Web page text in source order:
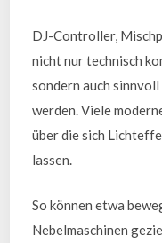
DJ-Controller,
nicht nur technisch
sondern auch
werden. Viele
über die sich
lassen.
So können etwa
Nebelmaschinen